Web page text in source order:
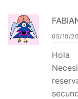
05/10/
Hola